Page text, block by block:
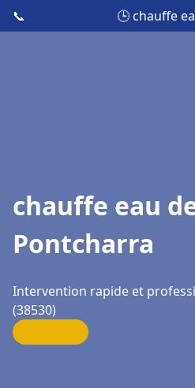
📞 🕒 chauffe
chauffe eau
Pontcharra
Intervention rapide et
(38530)